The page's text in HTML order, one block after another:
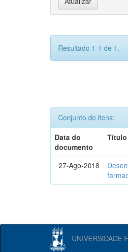
Resultado 1-1 de 1.
Conjunto de itens:
Data do
documento
Título
27-Ago-2018
UNIVERSIDADE